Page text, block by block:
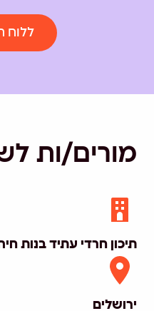
ללוח
מורים/ות
תיכון חרדי עתיד בנות
ירושלים